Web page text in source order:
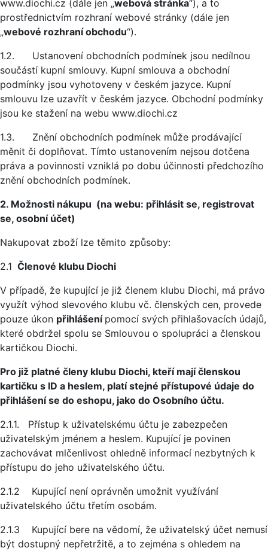
www.diochi.cz (dále jen „webová stránka“), a to
prostřednictvím rozhraní webové stránky (dále jen
„webové rozhraní obchodu“).
1.2. Ustanovení obchodních podmínek jsou nedílnou
součástí kupní smlouvy. Kupní smlouva a obchodní
podmínky jsou vyhotoveny v českém jazyce. Kupní
smlouvu lze uzavřít v českém jazyce. Obchodní podmínky
jsou ke stažení na webu www.diochi.cz
1.3. Znění obchodních podmínek může prodávající
měnit či doplňovat. Tímto ustanovením nejsou dotčena
práva a povinnosti vzniklá po dobu účinnosti předchozího
znění obchodních podmínek.
2. Možnosti nákupu (na webu: přihlásit se, registrovat
se, osobní účet)
Nakupovat zboží lze těmito způsoby:
2.1 Členové klubu Diochi
V případě, že kupující je již členem klubu Diochi, má právo
využít výhod slevového klubu vč. členských cen, provede
pouze úkon přihlášení pomocí svých přihlašovacích údajů,
které obdržel spolu se Smlouvou o spolupráci a členskou
kartičkou Diochi.
Pro již platné členy klubu Diochi, kteří mají členskou
kartičku s ID a heslem, platí stejné přístupové údaje do
přihlášení se do eshopu, jako do Osobního účtu.
2.1.1. Přístup k uživatelskému účtu je zabezpečen
uživatelským jménem a heslem. Kupující je povinen
zachovávat mlčenlivost ohledně informací nezbytných k
přístupu do jeho uživatelského účtu.
2.1.2 Kupující není oprávněn umožnit využívání
uživatelského účtu třetím osobám.
2.1.3 Kupující bere na vědomí, že uživatelský účet nemusí
být dostupný nepřetržitě, a to zejména s ohledem na